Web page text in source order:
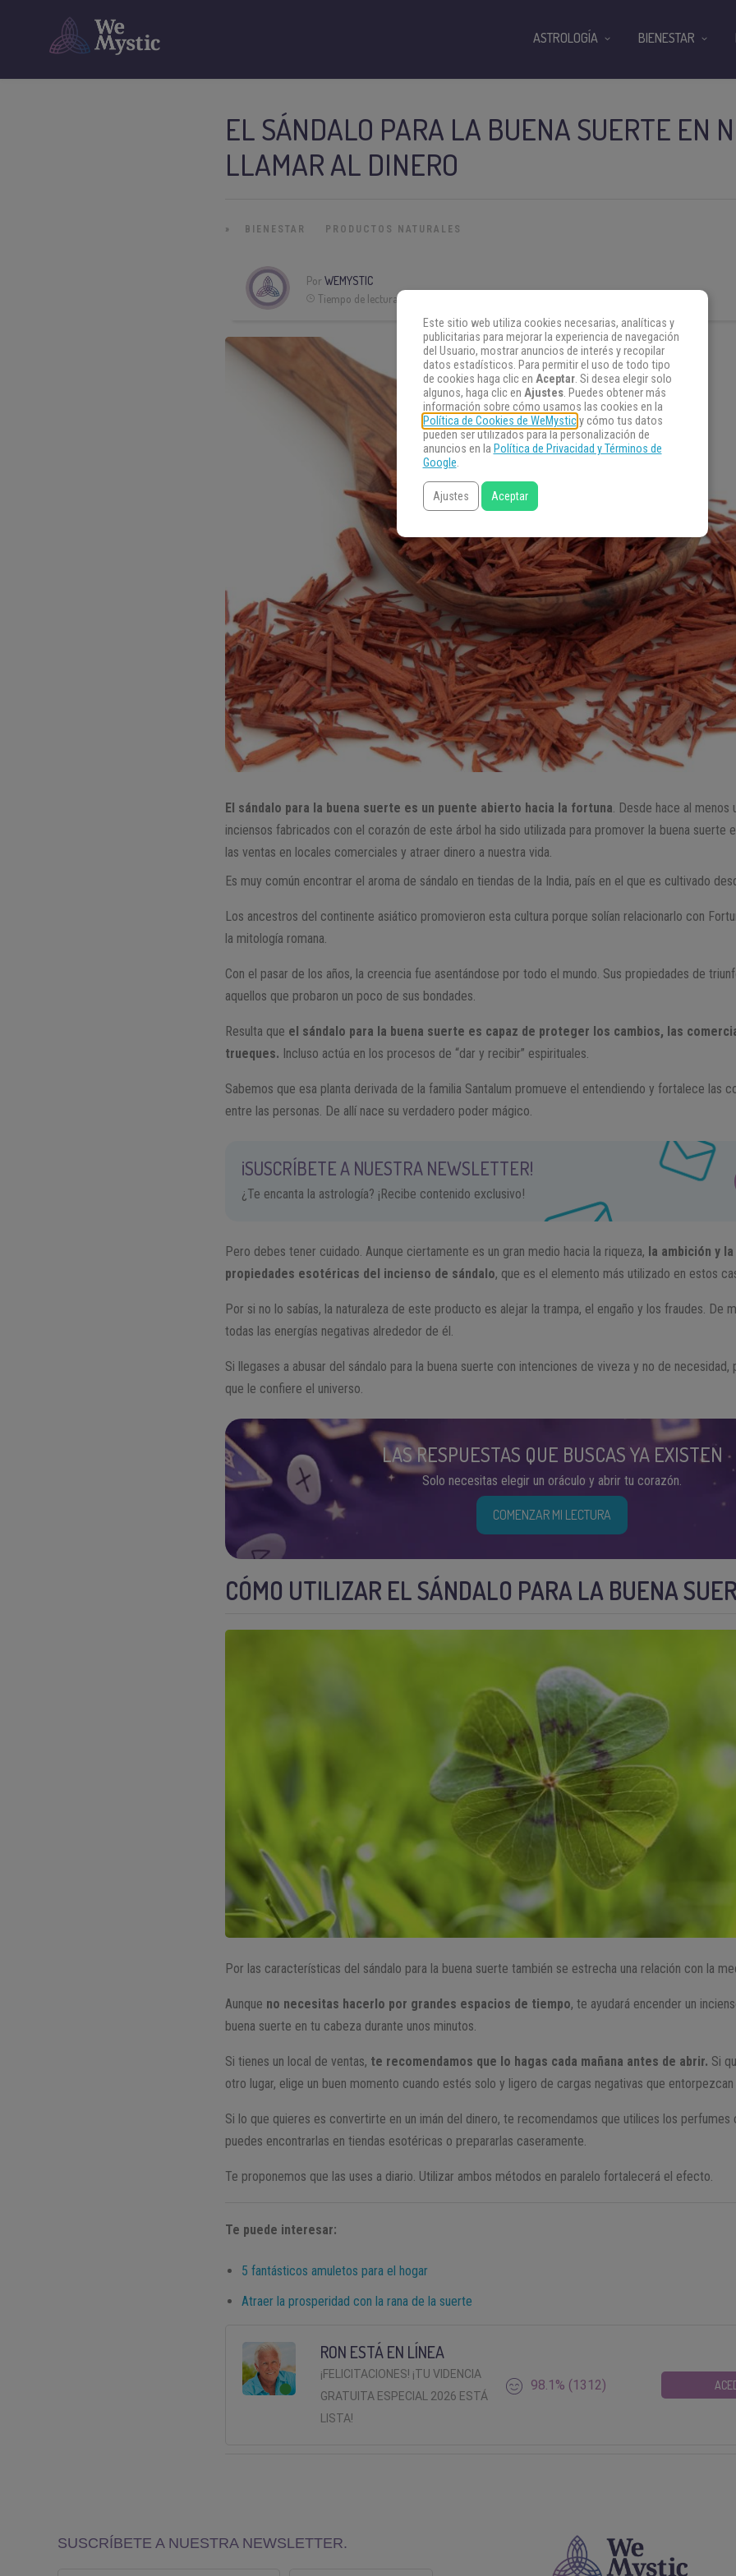
EL SÁNDALO PARA LA BUENA SUERTE EN
LLAMAR AL DINERO
» BIENESTAR PRODUCTOS NATURALES
Por WEMYSTIC
Tiempo de lectura:
El sándalo para la buena suerte es un puente abierto hacia la fortuna. Desde hace al menos
inciensos fabricados con el corazón de este árbol ha sido utilizada para promover la buena suerte
las ventas en locales comerciales y atraer dinero a nuestra vida.
Es muy común encontrar el aroma de sándalo en tiendas de la India, país en el que es cultivado
Los ancestros del continente asiático promovieron esta cultura porque solían relacionarlo con
la mitología romana.
Con el pasar de los años, la creencia fue asentándose por todo el mundo. Sus propiedades de
aquellos que probaron un poco de sus bondades.
Resulta que el sándalo para la buena suerte es capaz de proteger los cambios, las
trueques. Incluso actúa en los procesos de “dar y recibir” espirituales.
Sabemos que esa planta derivada de la familia Santalum promueve el entendiendo y fortalece las
entre las personas. De allí nace su verdadero poder mágico.
¡SUSCRÍBETE A NUESTRA NEWSLETTER!
¿Te encanta la astrología? ¡Recibe contenido exclusivo!
Pero debes tener cuidado. Aunque ciertamente es un gran medio hacia la riqueza, la ambición y
propiedades esotéricas del incienso de sándalo, que es el elemento más utilizado en estos
Por si no lo sabías, la naturaleza de este producto es alejar la trampa, el engaño y los fraudes. De
todas las energías negativas alrededor de él.
Si llegases a abusar del sándalo para la buena suerte con intenciones de viveza y no de
que le confiere el universo.
LAS RESPUESTAS QUE BUSCAS YA EXISTEN
Solo necesitas elegir un oráculo y abrir tu corazón.
COMENZAR MI LECTURA
CÓMO UTILIZAR EL SÁNDALO PARA LA BUENA
Por las características del sándalo para la buena suerte también se estrecha una relación con la
Aunque no necesitas hacerlo por grandes espacios de tiempo, te ayudará encender un
buena suerte en tu cabeza durante unos minutos.
Si tienes un local de ventas, te recomendamos que lo hagas cada mañana antes de abrir. Si
otro lugar, elige un buen momento cuando estés solo y ligero de cargas negativas que
Si lo que quieres es convertirte en un imán del dinero, te recomendamos que utilices los perfumes
puedes encontrarlas en tiendas esotéricas o prepararlas caseramente.
Te proponemos que las uses a diario. Utilizar ambos métodos en paralelo fortalecerá el efecto.
Te puede interesar:
5 fantásticos amuletos para el hogar
Atraer la prosperidad con la rana de la suerte
RON ESTÁ EN LÍNEA
¡FELICITACIONES! ¡TU VIDENCIA
GRATUITA ESPECIAL 2026 ESTÁ
LISTA!
98.1% (1312)
ASTROLOGÍA BIENESTAR
Este sitio web utiliza cookies necesarias, analíticas y
publicitarias para mejorar la experiencia de navegación
del Usuario, mostrar anuncios de interés y recopilar
datos estadísticos. Para permitir el uso de todo tipo
de cookies haga clic en Aceptar. Si desea elegir solo
algunos, haga clic en Ajustes. Puedes obtener más
información sobre cómo usamos las cookies en la
Política de Cookies de WeMysticy cómo tus datos
pueden ser utilizados para la personalización de
anuncios en la Política de Privacidad y Términos de
Google.
Ajustes Aceptar